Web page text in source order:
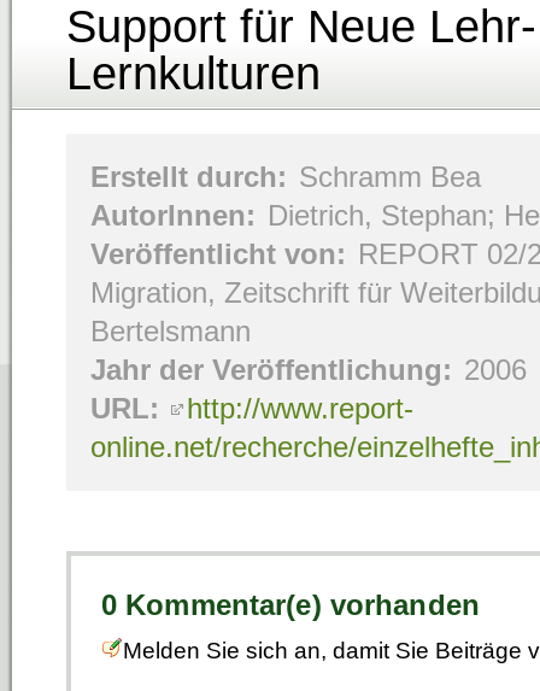
Support für Neue
Lernkulturen
Erstellt durch: Schramm Bea
AutorInnen: Dietrich, Stephan;
Veröffentlicht von: REPORT 02/
Migration, Zeitschrift für
Bertelsmann
Jahr der Veröffentlichung: 2006
URL:
http://www.report-
online.net/recherche/
0 Kommentar(e) vorhanden
Melden Sie sich an, damit Sie Beiträge